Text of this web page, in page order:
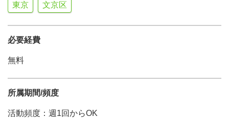
東京 文京区
必要経費
無料
所属期間/頻度
活動頻度：週1回からOK